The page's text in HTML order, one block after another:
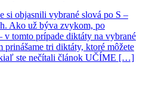
si objasnili vybrané slová po S –
Ako už býva zvykom, po
v tomto prípade diktáty na vybrané
tri diktáty, ktoré môžete
ste nečítali článok UČÍME […]